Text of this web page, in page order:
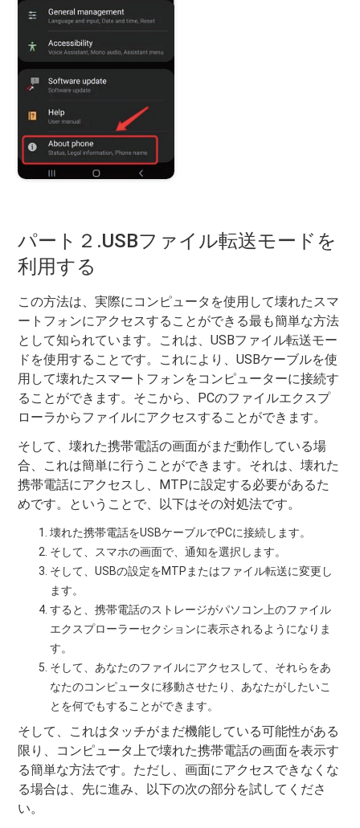
パート２.USBファイル転送モードを
利用する
この方法は、実際にコンピュータを使用して壊れたスマ
ートフォンにアクセスすることができる最も簡単な方法
として知られています。これは、USBファイル転送モー
ドを使用することです。これにより、USBケーブルを使
用して壊れたスマートフォンをコンピューターに接続す
ることができます。そこから、PCのファイルエクスプ
ローラからファイルにアクセスすることができます。
そして、壊れた携帯電話の画面がまだ動作している場
合、これは簡単に行うことができます。それは、壊れた
携帯電話にアクセスし、MTPに設定する必要があるた
めです。ということで、以下はその対処法です。
壊れた携帯電話をUSBケーブルでPCに接続します。
そして、スマホの画面で、通知を選択します。
そして、USBの設定をMTPまたはファイル転送に変更し
ます。
すると、携帯電話のストレージがパソコン上のファイル
エクスプローラーセクションに表示されるようになりま
す。
そして、あなたのファイルにアクセスして、それらをあ
なたのコンピュータに移動させたり、あなたがしたいこ
とを何でもすることができます。
そして、これはタッチがまだ機能している可能性がある
限り、コンピュータ上で壊れた携帯電話の画面を表示す
る簡単な方法です。ただし、画面にアクセスできなくな
る場合は、先に進み、以下の次の部分を試してくださ
い。